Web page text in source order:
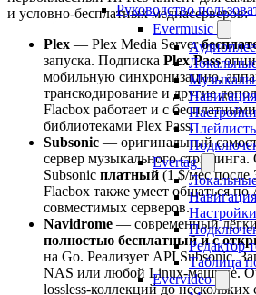
Руководство
Evermusic
Навигация
Настройки
Evertag
Навигация
Настройки
Редактор
Таблица
Evervideo
и условно-бесплатных медиасерверов:
Plex — Plex Media Server
запуска. Подписка Plex Pass
мобильную синхронизацию,
транскодирование и другие
Flacbox работает и с
библиотеками Plex Pass.
Subsonic — оригинальный
сервер музыкального
Subsonic платный (1 $/мес
Flacbox также умеет общаться по
совместимых серверов.
Navidrome — современный
полностью бесплатный и с
на Go. Реализует API Subsonic.
NAS или любой Linux-машине.
lossless-коллекций до нескольких